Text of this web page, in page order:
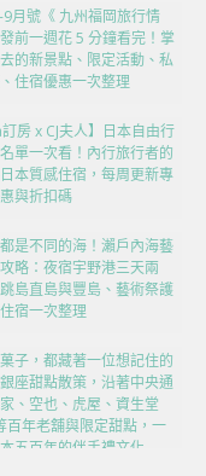
月號《 九州福岡旅行情
前一週花 5 分鐘看完！掌
的新景點、限定活動、私
住宿優惠一次整理
訂房 x CJ夫人】日本自由行
單一次看！內行旅行者的
本質感住宿，每周更新專
與折扣碼
是不同的海！瀨戶內海藝
略：夜宿宇野港三天兩
島直島與豐島、藝術祭護
宿一次整理
子，都藏著一位想記住的
座甜點散策，沿著中央通
、空也、虎屋、資生堂
百年老舖與限定甜點，一
五百年的伴手禮文化